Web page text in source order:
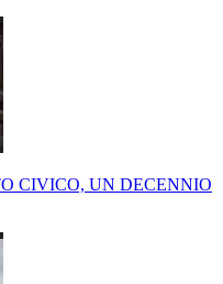
CIVICO, UN DECENNIO